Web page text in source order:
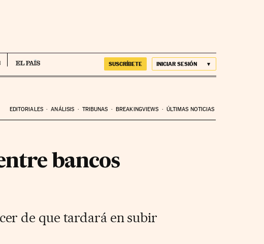
SUSCRÍBETE INICIAR SESIÓN
EDITORIALES ANÁLISIS TRIBUNAS BREAKINGVIEWS ÚLTIMAS NOTICIAS
bancos
de que tardará en subir